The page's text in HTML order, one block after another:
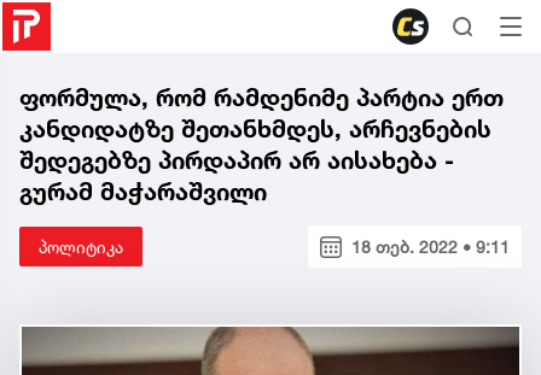
ფორმულა, რომ რამდენიმე პარტია ერთ
კანდიდატზე შეთანხმდეს, არჩევნების
შედეგებზე პირდაპირ არ აისახება -
გურამ მაჭარაშვილი
პოლიტიკა 18 თებ. 2022 • 9:11